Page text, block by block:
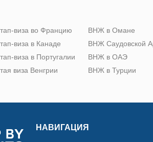
виза во Францию
виза в Канаде
виза в Португалии
виза Венгрии
ВНЖ в Омане
ВНЖ Саудовской
ВНЖ в ОАЭ
ВНЖ в Турции
НАВИГАЦИЯ